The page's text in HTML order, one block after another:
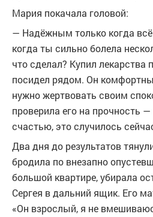
Мария покачала головой:
— Надёжным только когда
когда ты сильно болела
что сделал? Купил лекарства
посидел рядом. Он
нужно жертвовать своим
проверила его на прочность
счастью, это случилось
Два дня до результатов
бродила по внезапно
большой квартире, убирала
Сергея в дальний ящик. Его
«Он взрослый, я не